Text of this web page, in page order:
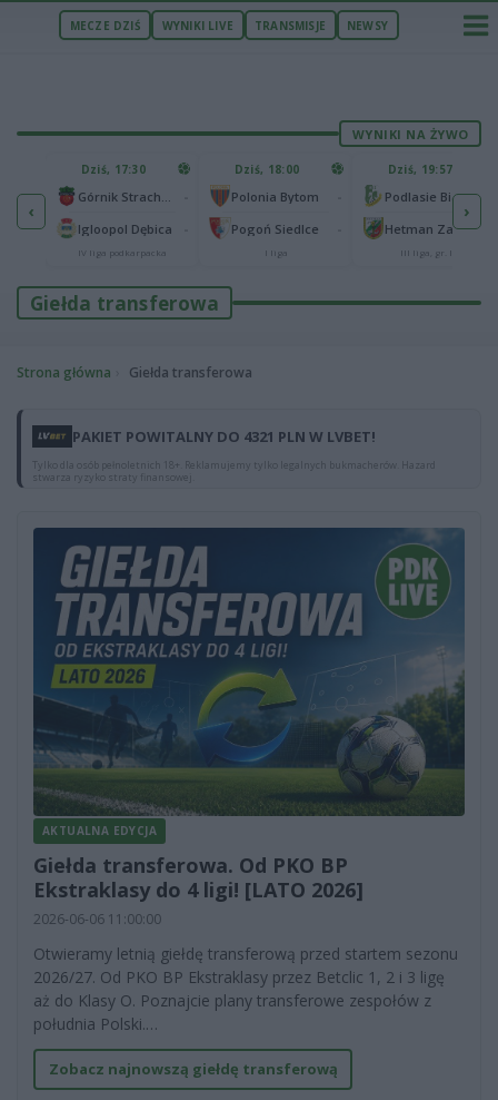
MECZE DZIŚ WYNIKI LIVE TRANSMISJE NEWSY
WYNIKI NA ŻYWO
‹
65
25
Dziś, 17:30
Igloopol Dębica
IV liga podkarpacka
Dziś, 18:00
Polonia Bytom
Pogoń Siedlce
I liga
Dziś, 19:57
Podlasie Biała Podlaska
Hetman Zamość
III liga, gr. IV
›
Giełda transferowa
Strona główna Giełda transferowa
PAKIET POWITALNY DO 4321 PLN W LVBET!
Tylko dla osób pełnoletnich 18+. Reklamujemy tylko legalnych bukmacherów. Hazard
stwarza ryzyko straty finansowej.
AKTUALNA EDYCJA
Giełda transferowa. Od PKO BP
Ekstraklasy do 4 ligi! [LATO 2026]
2026-06-06 11:00:00
Otwieramy letnią giełdę transferową przed startem sezonu
2026/27. Od PKO BP Ekstraklasy przez Betclic 1, 2 i 3 ligę
aż do Klasy O. Poznajcie plany transferowe zespołów z
południa Polski.…
Zobacz najnowszą giełdę transferową